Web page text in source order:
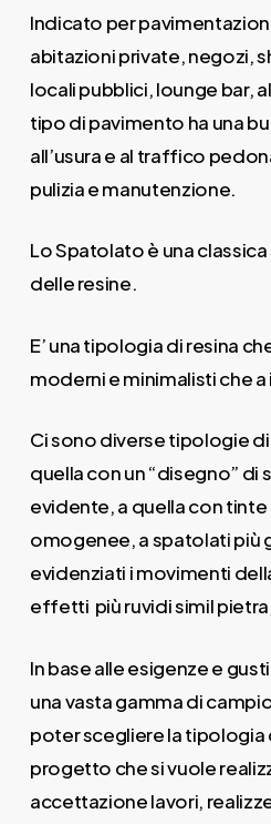
Indicato per
abitazioni private, negozi,
locali pubblici, lounge bar,
tipo di pavimento ha una
all’usura e al traffico
pulizia e manutenzione.
Lo Spatolato è una
delle resine.
E’ una tipologia di resina
moderni e minimalisti che
Ci sono diverse tipologie
quella con un “disegno” di
evidente, a quella con tinte
omogenee, a spatolati più
evidenziati i movimenti
effetti più ruvidi simil
In base alle esigenze e
una vasta gamma di
poter scegliere la tipologia
progetto che si vuole
accettazione lavori,